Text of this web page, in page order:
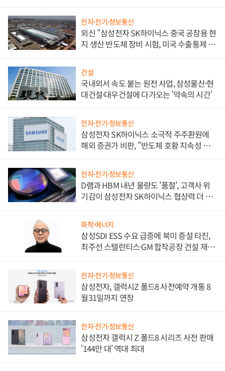
전자·전기·정보통신
외신 "삼성전자 SK하이닉스 중국 공장용 현
지 생산 반도체 장비 시험, 미국 수출통제 대
건설
국내외서 속도 붙는 원전 사업, 삼성물산·현
대건설·대우건설에 다가오는 '약속의 시간'
전자·전기·정보통신
삼성전자 SK하이닉스 소극적 주주환원에
해외 증권가 비판, "반도체 호황 지속성 의
전자·전기·정보통신
D램과 HBM 내년 물량도 '품절', 고객사 위
기감이 삼성전자 SK하이닉스 협상력 더 키
화학·에너지
삼성SDI ESS 수요 급증에 북미 증설 타진,
최주선 스텔란티스·GM 합작공장 건설 재추
전자·전기·정보통신
삼성전자, 갤럭시Z 폴드8 사전예약 개통 8
월31일까지 연장
전자·전기·정보통신
삼성전자 갤럭시 Z 폴드8 시리즈 사전 판매
'144만 대' 역대 최대